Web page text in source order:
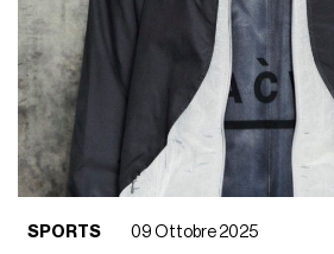
SPORTS 09 Ottobre 2025